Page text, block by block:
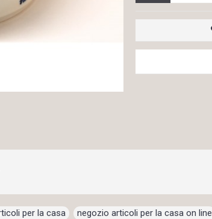
per la casa negozio articoli per la casa on line